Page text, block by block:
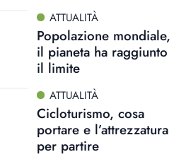
ATTUALITÀ
Popolazione mondiale,
il pianeta ha raggiunto
il limite
ATTUALITÀ
Cicloturismo, cosa
portare e l’attrezzatura
per partire